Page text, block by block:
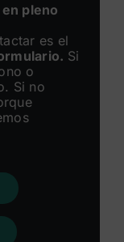
pleno
es el
Si
o
Si no